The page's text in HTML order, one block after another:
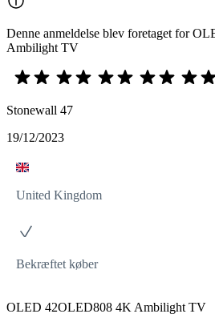
Denne anmeldelse blev foretaget for
Ambilight TV
Stonewall 47
19/12/2023
United Kingdom
Bekræftet køber
OLED 42OLED808 4K Ambilight TV